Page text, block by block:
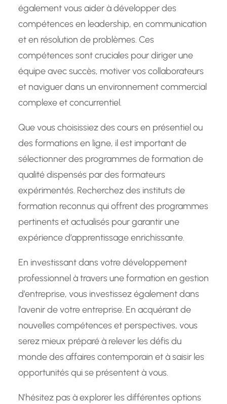
également vous aider à développer des
compétences en leadership, en communication
et en résolution de problèmes. Ces
compétences sont cruciales pour diriger une
équipe avec succès, motiver vos collaborateurs
et naviguer dans un environnement commercial
complexe et concurrentiel.
Que vous choisissiez des cours en présentiel ou
des formations en ligne, il est important de
sélectionner des programmes de formation de
qualité dispensés par des formateurs
expérimentés. Recherchez des instituts de
formation reconnus qui offrent des programmes
pertinents et actualisés pour garantir une
expérience d’apprentissage enrichissante.
En investissant dans votre développement
professionnel à travers une formation en gestion
d’entreprise, vous investissez également dans
l’avenir de votre entreprise. En acquérant de
nouvelles compétences et perspectives, vous
serez mieux préparé à relever les défis du
monde des affaires contemporain et à saisir les
opportunités qui se présentent à vous.
N’hésitez pas à explorer les différentes options